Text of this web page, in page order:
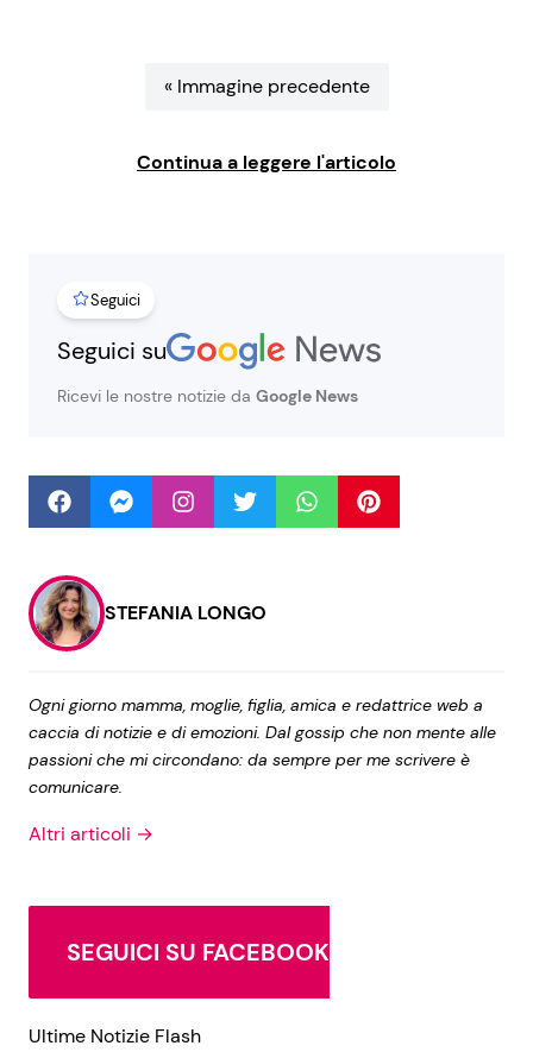
News benessere
Salute
Festività
Ricette Facili e Veloci
Ricette per Bambini
Seguici
Info
Chi siamo
Redazione
Contattaci
Pubblicità
Privacy Policy
« Immagine precedente
Continua a leggere l'articolo
Seguici
Seguici su
Ricevi le nostre notizie da Google News
STEFANIA LONGO
Ogni giorno mamma, moglie, figlia, amica e redattrice web a
caccia di notizie e di emozioni. Dal gossip che non mente alle
passioni che mi circondano: da sempre per me scrivere è
comunicare.
Altri articoli →
SEGUICI SU FACEBOOK
Ultime Notizie Flash